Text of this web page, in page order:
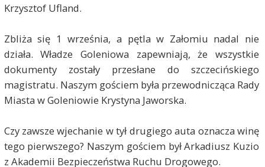
Krzysztof Ufland.
Zbliża się 1 września, a pętla w Załomiu nadal nie
działa. Władze Goleniowa zapewniają, że wszystkie
dokumenty zostały przesłane do szczecińskiego
magistratu. Naszym gościem była przewodnicząca Rady
Miasta w Goleniowie Krystyna Jaworska.
Czy zawsze wjechanie w tył drugiego auta oznacza winę
tego pierwszego? Naszym gościem był Arkadiusz Kuzio
z Akademii Bezpieczeństwa Ruchu Drogowego.